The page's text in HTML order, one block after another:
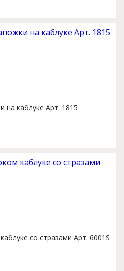
на каблуке Арт. 1815
со стразами Арт. 6001S